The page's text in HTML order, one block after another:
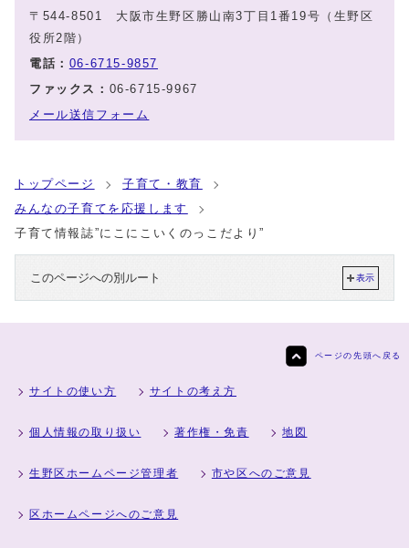
〒544-8501 大阪市生野区勝山南3丁目1番19号（生野区
役所2階）
電話： 06-6715-9857
ファックス： 06-6715-9967
メール送信フォーム
トップページ
子育て・教育
みんなの子育てを応援します
子育て情報誌”にこにこいくのっこだより”
このページへの別ルート 表示
ページの先頭へ戻る
サイトの使い方 サイトの考え方
個人情報の取り扱い 著作権・免責 地図
生野区ホームページ管理者 市や区へのご意見
区ホームページへのご意見